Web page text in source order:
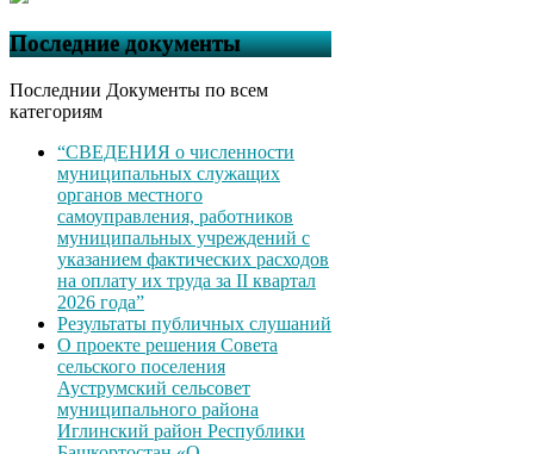
Последние документы
Последнии Документы по всем
категориям
“СВЕДЕНИЯ о численности
муниципальных служащих
органов местного
самоуправления, работников
муниципальных учреждений с
указанием фактических расходов
на оплату их труда за II квартал
2026 года”
Результаты публичных слушаний
О проекте решения Совета
сельского поселения
Ауструмский сельсовет
муниципального района
Иглинский район Республики